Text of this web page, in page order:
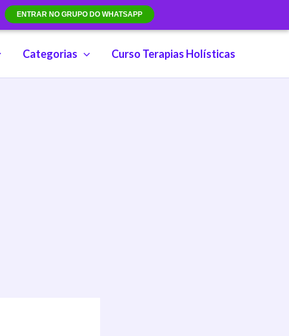
ENTRAR NO GRUPO DO WHATSAPP
Categorias Curso Terapias Holísticas